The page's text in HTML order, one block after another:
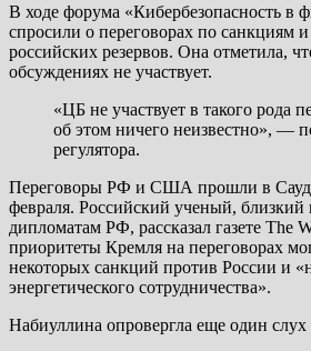
В ходе форума «Кибербезопасность в
спросили о переговорах по санкциям и
российских резервов. Она отметила,
обсуждениях не участвует.
«ЦБ не участвует в такого рода
об этом ничего неизвестно», —
регулятора.
Переговоры РФ и США прошли в
февраля. Российский ученый,
дипломатам РФ, рассказал газете The
приоритеты Кремля на переговорах
некоторых санкций против России и
энергетического сотрудничества».
Набиуллина опровергла еще один